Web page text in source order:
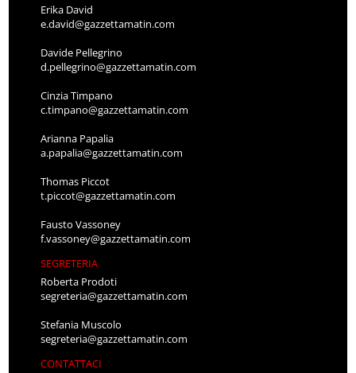
Erika David
e.david@gazzettamatin.com
Davide Pellegrino
d.pellegrino@gazzettamatin.com
Cinzia Timpano
c.timpano@gazzettamatin.com
Arianna Papalia
a.papalia@gazzettamatin.com
Thomas Piccot
t.piccot@gazzettamatin.com
Fausto Vassoney
f.vassoney@gazzettamatin.com
SEGRETERIA
Roberta Prodoti
segreteria@gazzettamatin.com
Stefania Muscolo
segreteria@gazzettamatin.com
CONTATTACI